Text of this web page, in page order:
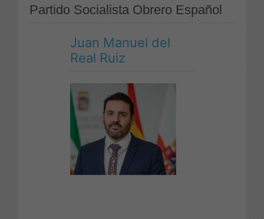
Partido Socialista Obrero Español
Juan Manuel del
Real Ruiz